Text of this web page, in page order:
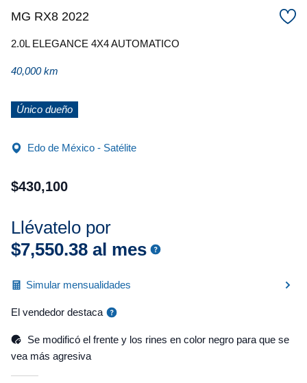
MG RX8 2022
2.0L ELEGANCE 4X4 AUTOMATICO
40,000 km
Único dueño
Edo de México - Satélite
$430,100
Llévatelo por
$7,550.38 al mes
Simular mensualidades
El vendedor destaca
Se modificó el frente y los rines en color negro para que se
vea más agresiva